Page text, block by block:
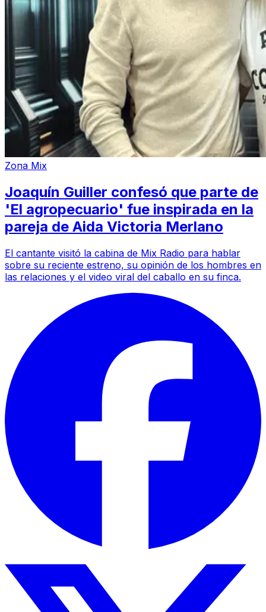
Zona Mix
Joaquín Guiller confesó que parte de
'El agropecuario' fue inspirada en la
pareja de Aida Victoria Merlano
El cantante visitó la cabina de Mix Radio para hablar
sobre su reciente estreno, su opinión de los hombres en
las relaciones y el video viral del caballo en su finca.